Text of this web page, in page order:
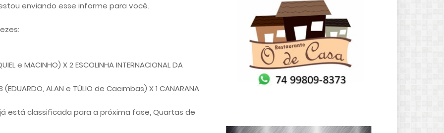
enviando esse informe para você.
e MACINHO) X 2 ESCOLINHA INTERNACIONAL DA
(EDUARDO, ALAN e TÚLIO de Cacimbas) X 1 CANARANA
está classificada para a próxima fase, Quartas de